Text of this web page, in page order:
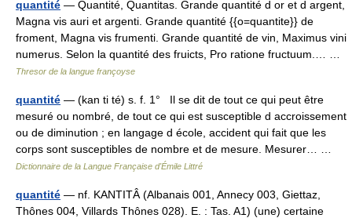
quantité — Quantité, Quantitas. Grande quantité d or et d argent,
Magna vis auri et argenti. Grande quantité {{o=quantite}} de
froment, Magna vis frumenti. Grande quantité de vin, Maximus vini
numerus. Selon la quantité des fruicts, Pro ratione fructuum.… …
Thresor de la langue françoyse
quantité — (kan ti té) s. f. 1° Il se dit de tout ce qui peut être
mesuré ou nombré, de tout ce qui est susceptible d accroissement
ou de diminution ; en langage d école, accident qui fait que les
corps sont susceptibles de nombre et de mesure. Mesurer… …
Dictionnaire de la Langue Française d'Émile Littré
quantité — nf. KANTITÂ (Albanais 001, Annecy 003, Giettaz,
Thônes 004, Villards Thônes 028). E. : Tas. A1) (une) certaine